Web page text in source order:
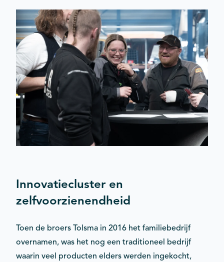
Innovatiecluster en
zelfvoorzienendheid
Toen de broers Tolsma in 2016 het familiebedrijf
overnamen, was het nog een traditioneel bedrijf
waarin veel producten elders werden ingekocht,